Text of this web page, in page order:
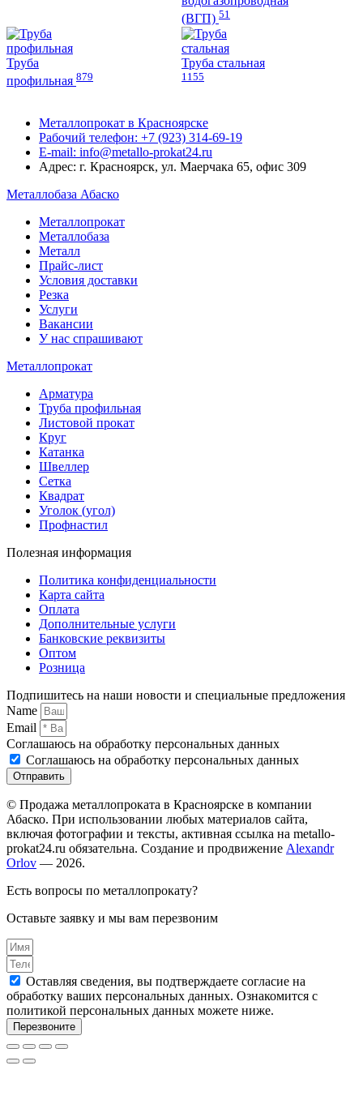
(ВГП) 51
Труба
профильная 879
Труба стальная
1155
Металлопрокат в Красноярске
Рабочий телефон: +7 (923) 314-69-19
E-mail: info@metallo-prokat24.ru
Адрес: г. Красноярск, ул. Маерчака 65, офис 309
Металлобаза Абаско
Металлопрокат
Металлобаза
Металл
Прайс-лист
Условия доставки
Резка
Услуги
Вакансии
У нас спрашивают
Металлопрокат
Арматура
Труба профильная
Листовой прокат
Круг
Катанка
Швеллер
Сетка
Квадрат
Уголок (угол)
Профнастил
Полезная информация
Политика конфиденциальности
Карта сайта
Оплата
Дополнительные услуги
Банковские реквизиты
Оптом
Розница
Подпишитесь на наши новости и специальные предложения
Name
Email
Соглашаюсь на обработку персональных данных
Соглашаюсь на обработку персональных данных
Отправить
© Продажа металлопроката в Красноярске в компании
Абаско. При использовании любых материалов сайта,
включая фотографии и тексты, активная ссылка на metallo-
prokat24.ru обязательна. Создание и продвижение Alexandr
Orlov — 2026.
Есть вопросы по металлопрокату?
Оставьте заявку и мы вам перезвоним
Оставляя сведения, вы подтверждаете согласие на
обработку ваших персональных данных. Ознакомится с
политикой персональных данных можете ниже.
Перезвоните